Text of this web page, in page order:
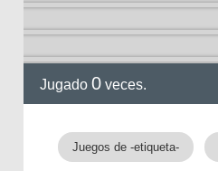
Jugado 0 veces.
Juegos de -etiqueta-